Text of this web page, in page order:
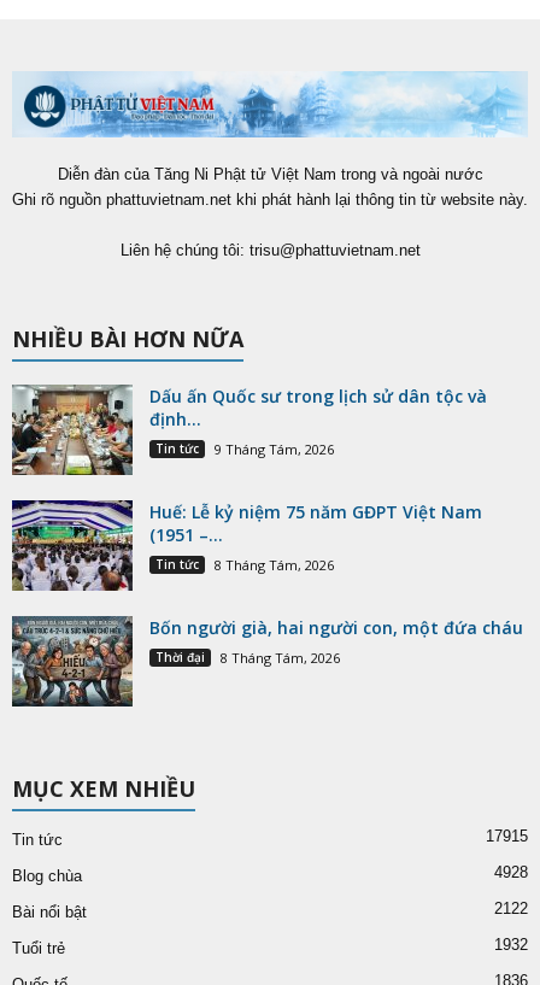
Diễn đàn của Tăng Ni Phật tử Việt Nam trong và ngoài nước
Ghi rõ nguồn phattuvietnam.net khi phát hành lại thông tin từ website này.
Liên hệ chúng tôi: trisu@phattuvietnam.net
NHIỀU BÀI HƠN NỮA
Dấu ấn Quốc sư trong lịch sử dân tộc và
định...
Tin tức 9 Tháng Tám, 2026
Huế: Lễ kỷ niệm 75 năm GĐPT Việt Nam
(1951 –...
Tin tức 8 Tháng Tám, 2026
Bốn người già, hai người con, một đứa cháu
Thời đại 8 Tháng Tám, 2026
MỤC XEM NHIỀU
Tin tức 17915
Blog chùa 4928
Bài nổi bật 2122
Tuổi trẻ 1932
1836